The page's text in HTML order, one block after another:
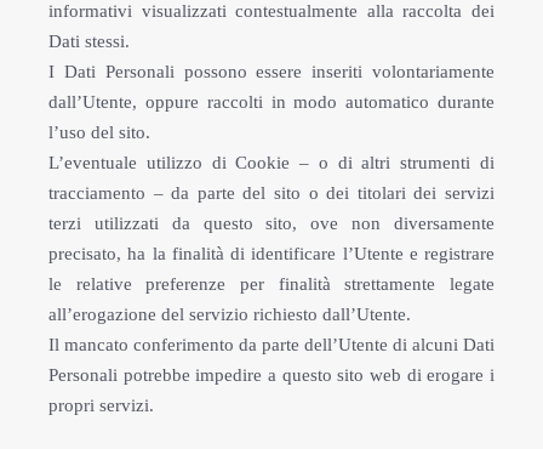
informativi visualizzati contestualmente alla raccolta dei
Dati stessi.
I Dati Personali possono essere inseriti volontariamente
dall’Utente, oppure raccolti in modo automatico durante
l’uso del sito.
L’eventuale utilizzo di Cookie – o di altri strumenti di
tracciamento – da parte del sito o dei titolari dei servizi
terzi utilizzati da questo sito, ove non diversamente
precisato, ha la finalità di identificare l’Utente e registrare
le relative preferenze per finalità strettamente legate
all’erogazione del servizio richiesto dall’Utente.
Il mancato conferimento da parte dell’Utente di alcuni Dati
Personali potrebbe impedire a questo sito web di erogare i
propri servizi.